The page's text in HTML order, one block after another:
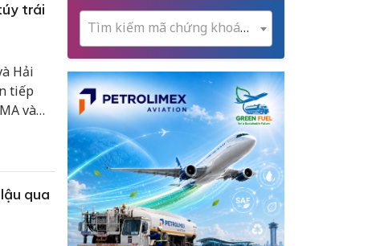
trái
Hải
tiếp
và
qua
Tìm kiếm mã chứng khoán...